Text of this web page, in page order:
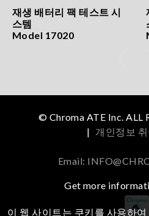
재생 배터리 팩 테스트 시
스템
Model 17020
© Chroma ATE Inc. ALL
| 개인정보
Email:
Get more
이 웹 사이트는 쿠키를 사용하